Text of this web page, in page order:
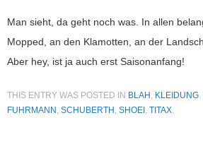
Man sieht, da geht noch was. In allen
Mopped, an den Klamotten, an der
Aber hey, ist ja auch erst Saisonanfang!
THIS ENTRY WAS POSTED IN BLAH, KLEIDUNG.
FUHRMANN, SCHUBERTH, SHOEI, TITAX.